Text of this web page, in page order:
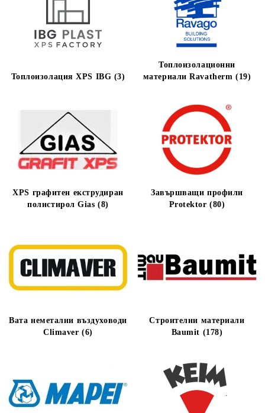
Топлоизолация XPS IBG (3)
Топлоизолационни
материали Ravatherm (19)
XPS графитен екструдиран
полистирол Gias (8)
Завършващи профили
Protektor (80)
Вата неметални въздуховоди
Climaver (6)
Строителни материали
Baumit (178)